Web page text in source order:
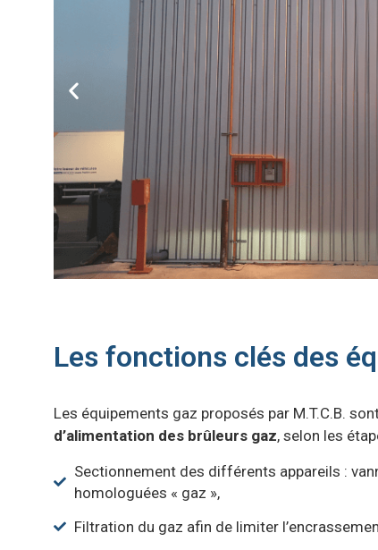
Les fonctions clés des
Les équipements gaz proposés par M.T.C.B.
d’alimentation des brûleurs gaz, selon les
Sectionnement des différents appareils :
homologuées « gaz »,
Filtration du gaz afin de limiter